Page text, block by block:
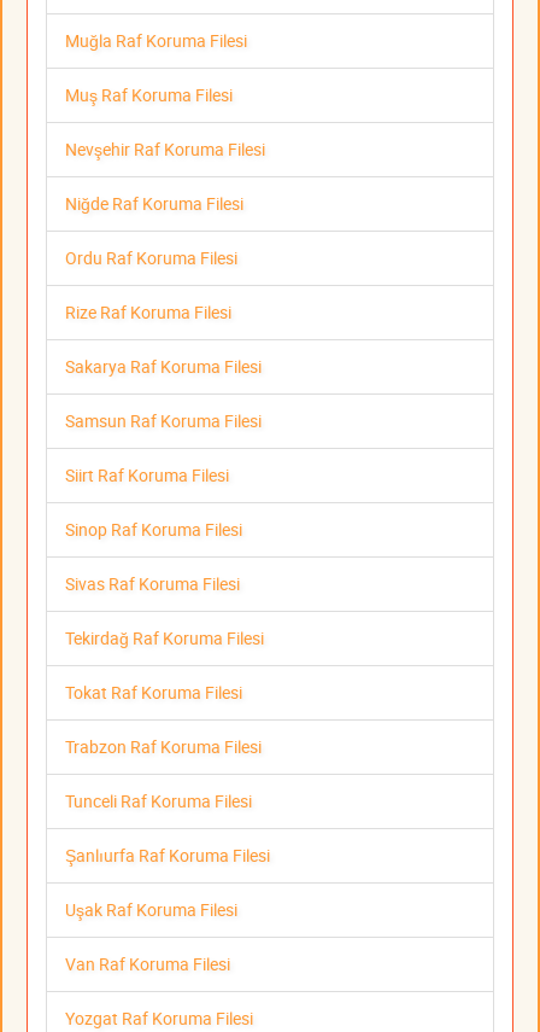
Muğla Raf Koruma Filesi
Muş Raf Koruma Filesi
Nevşehir Raf Koruma Filesi
Niğde Raf Koruma Filesi
Ordu Raf Koruma Filesi
Rize Raf Koruma Filesi
Sakarya Raf Koruma Filesi
Samsun Raf Koruma Filesi
Siirt Raf Koruma Filesi
Sinop Raf Koruma Filesi
Sivas Raf Koruma Filesi
Tekirdağ Raf Koruma Filesi
Tokat Raf Koruma Filesi
Trabzon Raf Koruma Filesi
Tunceli Raf Koruma Filesi
Şanlıurfa Raf Koruma Filesi
Uşak Raf Koruma Filesi
Van Raf Koruma Filesi
Yozgat Raf Koruma Filesi